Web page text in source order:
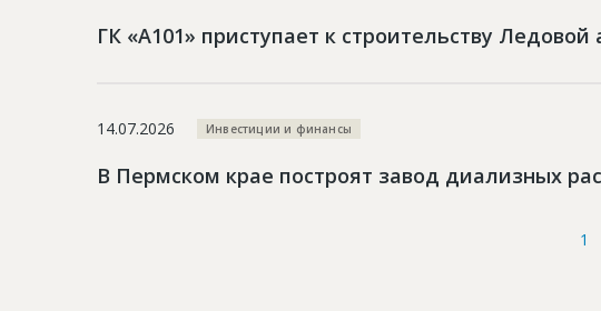
ГК «А101» приступает к строительству
14.07.2026 Инвестиции и финансы
В Пермском крае построят завод диализных
1